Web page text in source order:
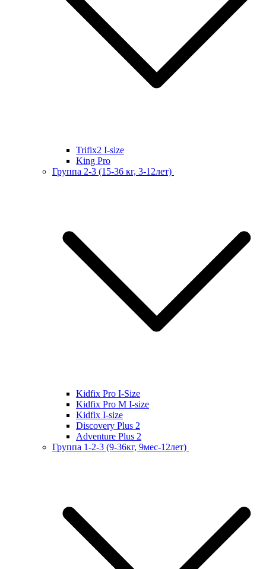
Trifix2 I-size
King Pro
Группа 2-3 (15-36 кг, 3-12лет)
Kidfix Pro I-Size
Kidfix Pro M I-size
Kidfix I-size
Discovery Plus 2
Adventure Plus 2
Группа 1-2-3 (9-36кг, 9мес-12лет)